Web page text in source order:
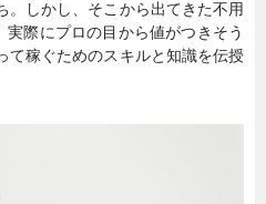
。しかし、そこから出てきた不用
実際にプロの目から値がつきそう
て稼ぐためのスキルと知識を伝授